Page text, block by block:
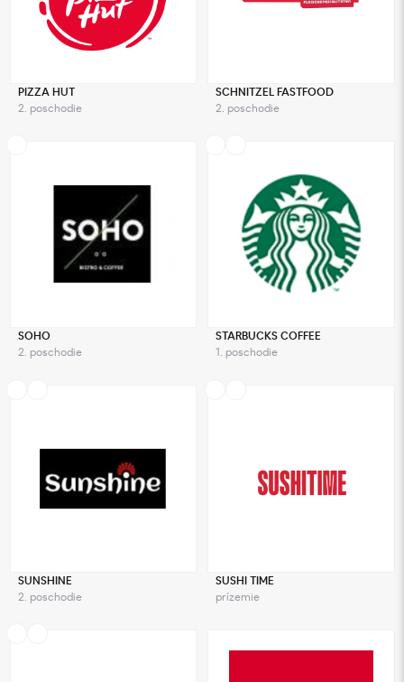
PIZZA HUT
2. poschodie
SCHNITZEL FASTFOOD
2. poschodie
SOHO
2. poschodie
STARBUCKS COFFEE
1. poschodie
SUNSHINE
2. poschodie
SUSHI TIME
prízemie